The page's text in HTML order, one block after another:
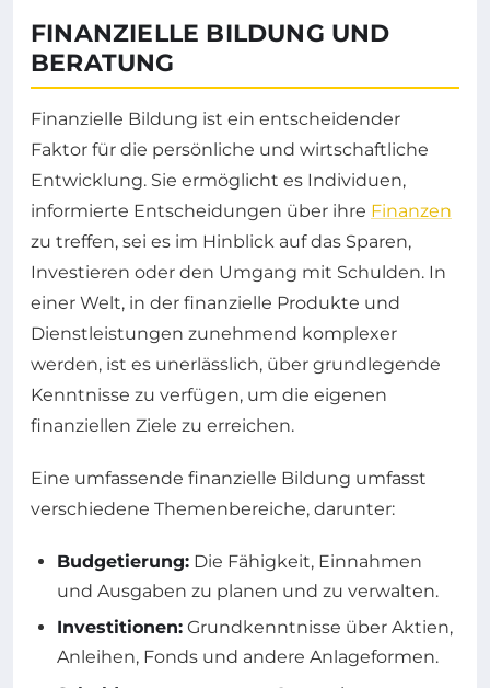
FINANZIELLE BILDUNG UND
BERATUNG
Finanzielle Bildung ist ein entscheidender
Faktor für die persönliche und wirtschaftliche
Entwicklung. Sie ermöglicht es Individuen,
informierte Entscheidungen über ihre Finanzen
zu treffen, sei es im Hinblick auf das Sparen,
Investieren oder den Umgang mit Schulden. In
einer Welt, in der finanzielle Produkte und
Dienstleistungen zunehmend komplexer
werden, ist es unerlässlich, über grundlegende
Kenntnisse zu verfügen, um die eigenen
finanziellen Ziele zu erreichen.
Eine umfassende finanzielle Bildung umfasst
verschiedene Themenbereiche, darunter:
Budgetierung: Die Fähigkeit, Einnahmen
und Ausgaben zu planen und zu verwalten.
Investitionen: Grundkenntnisse über Aktien,
Anleihen, Fonds und andere Anlageformen.